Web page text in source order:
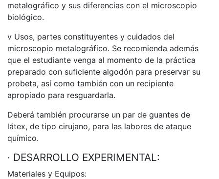
metalográfico y sus diferencias con el microscopio
biológico.
v Usos, partes constituyentes y cuidados del
microscopio metalográfico. Se recomienda además
que el estudiante venga al momento de la práctica
preparado con suficiente algodón para preservar su
probeta, así como también con un recipiente
apropiado para resguardarla.
Deberá también procurarse un par de guantes de
látex, de tipo cirujano, para las labores de ataque
químico.
· DESARROLLO EXPERIMENTAL:
Materiales y Equipos: